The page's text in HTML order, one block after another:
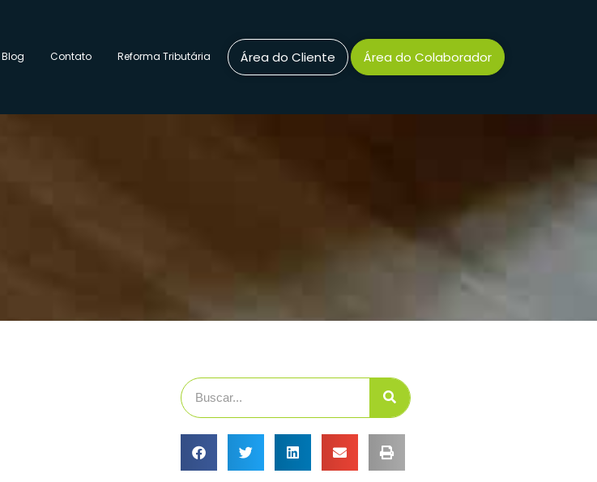
Blog Contato Reforma Tributária Área do Cliente Área do Colaborador